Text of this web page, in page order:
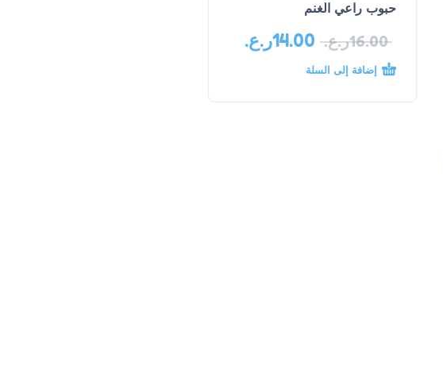
حبوب راعي الغنم
16.00ر.ع. 14.00ر.ع.
إضافة إلى السلة